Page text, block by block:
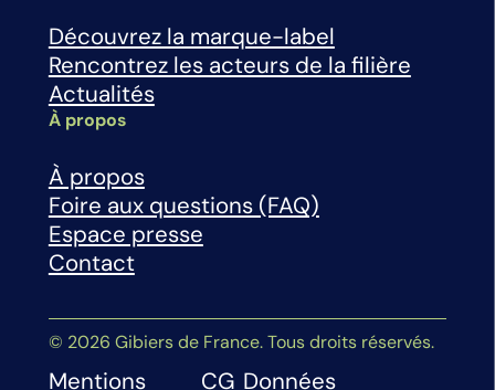
Découvrez la marque-label
Rencontrez les acteurs de la filière
Actualités
À propos
À propos
Foire aux questions (FAQ)
Espace presse
Contact
© 2026 Gibiers de France. Tous droits réservés.
Mentions CG Données